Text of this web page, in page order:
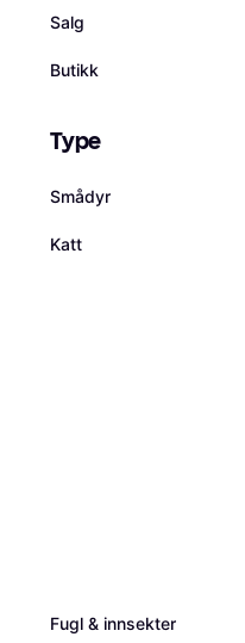
Salg
Butikk
Type
Smådyr
Katt
Fugl & innsekter